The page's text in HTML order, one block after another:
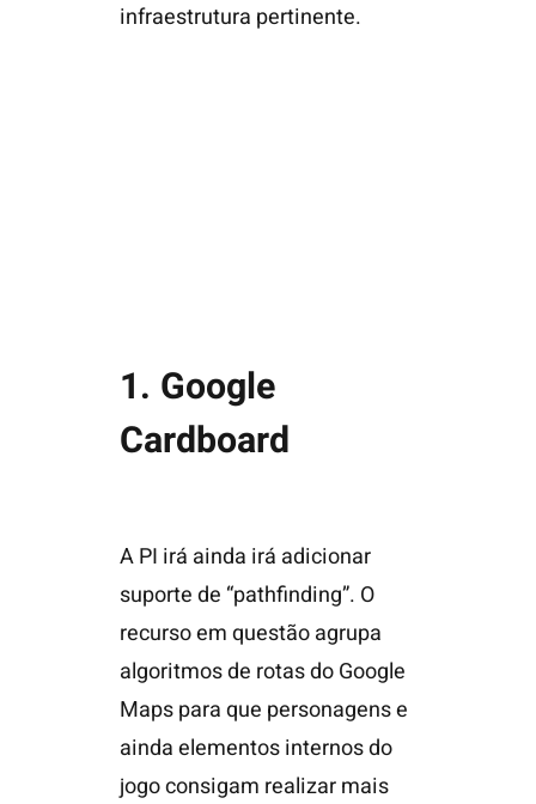
infraestrutura pertinente.
1. Google
Cardboard
A PI irá ainda irá adicionar
suporte de “pathfinding”. O
recurso em questão agrupa
algoritmos de rotas do Google
Maps para que personagens e
ainda elementos internos do
jogo consigam realizar mais